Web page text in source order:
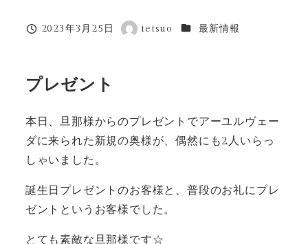
投稿日
2023年3月25日
著
tetsuo カテゴリー
最新情報
プレゼント
本日、旦那様からのプレゼントでアーユルヴェー
ダに来られた新規の奥様が、偶然にも2人いらっ
しゃいました。
誕生日プレゼントのお客様と、普段のお礼にプレ
ゼントというお客様でした。
とても素敵な旦那様です☆